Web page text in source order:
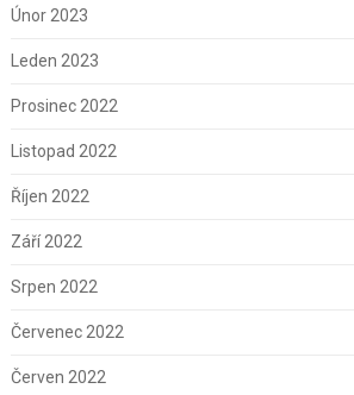
Únor 2023
Leden 2023
Prosinec 2022
Listopad 2022
Říjen 2022
Září 2022
Srpen 2022
Červenec 2022
Červen 2022